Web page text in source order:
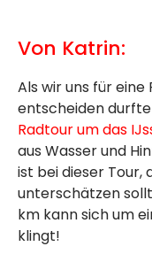
Von Katrin:
Als wir uns für
entscheiden
Radtour um das
aus Wasser und
ist bei dieser Tour,
unterschätzen
km kann sich um
klingt!